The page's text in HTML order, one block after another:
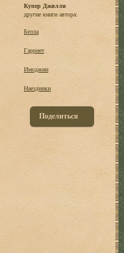
Купер Джилли
другие книги автора:
Белла
Гарриет
Имоджин
Наездники
Поделиться